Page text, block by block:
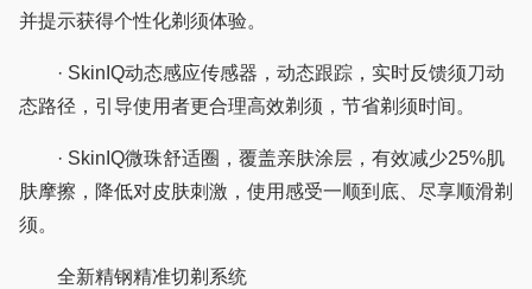
并提示获得个性化剃须体验。
· SkinIQ动态感应传感器，动态跟踪，实时反馈须刀动
态路径，引导使用者更合理高效剃须，节省剃须时间。
· SkinIQ微珠舒适圈，覆盖亲肤涂层，有效减少25%肌
肤摩擦，降低对皮肤刺激，使用感受一顺到底、尽享顺滑剃
须。
全新精钢精准切剃系统